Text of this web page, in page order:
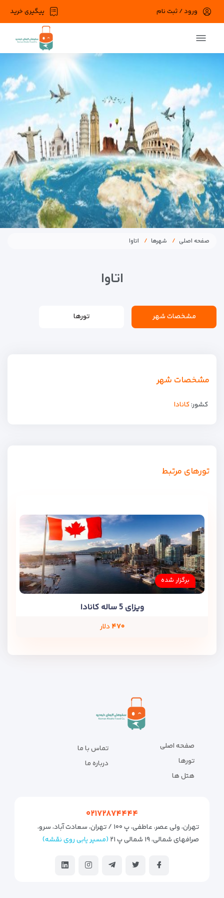
پیگیری خرید ورود / ثبت نام
صفحه اصلی شهرها اتاوا
اتاوا
مشخصات شهر تورها
مشخصات شهر
کشور:کانادا
تورهای مرتبط
برگزار شده
ویزای 5 ساله کانادا
۴۷۰ دلار
صفحه اصلی
تورها
هتل ها
تماس با ما
درباره ما
۰۲۱۷۲۸۷۴۴۴۴
تهران، ولی عصر، عاطفی، پ ۱۰۰ / تهران، سعادت آباد، سرو،
صرافهای شمالی، ۱۹ شمالی پ ۲۱
(مسیر یابی روی نقشه)